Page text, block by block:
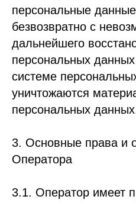
персональные
безвозвратно с
дальнейшего
персональных
системе
уничтожаются
персональных
3. Основные права и
Оператора
3.1. Оператор имеет